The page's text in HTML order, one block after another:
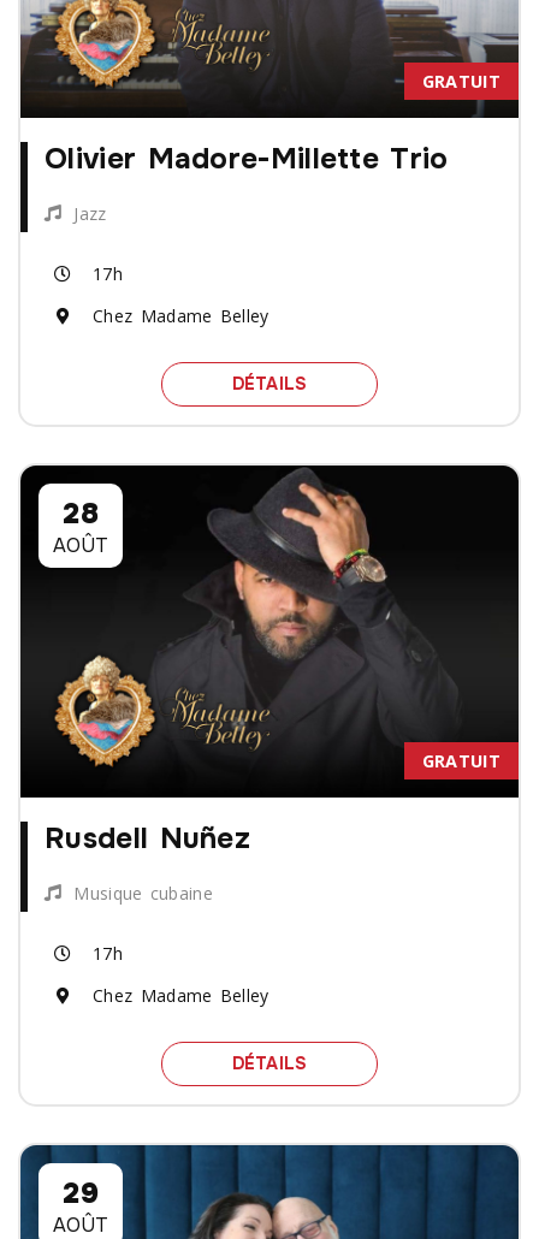
GRATUIT
Olivier Madore-Millette Trio
Jazz
17h
Chez Madame Belley
DÉTAILS SPECTACLE OLIVIER
28
AOÛT
GRATUIT
Rusdell Nuñez
Musique cubaine
17h
Chez Madame Belley
DÉTAILS SPECTACLE RUSDELL
29
AOÛT